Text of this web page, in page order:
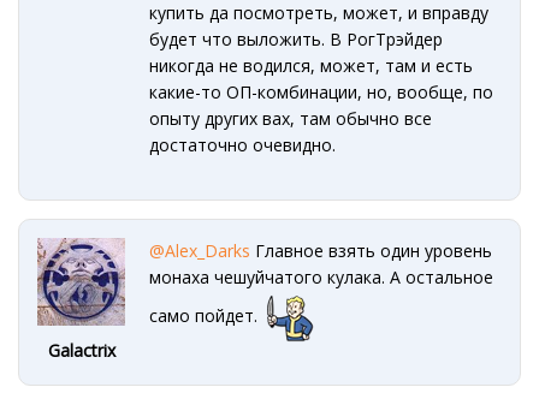
купить да посмотреть, может, и вправду
будет что выложить. В РогТрэйдер
никогда не водился, может, там и есть
какие-то ОП-комбинации, но, вообще, по
опыту других вах, там обычно все
достаточно очевидно.
Galactrix
@Alex_Darks Главное взять один уровень
монаха чешуйчатого кулака. А остальное
само пойдет.